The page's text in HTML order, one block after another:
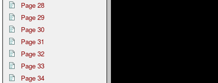
Page 28
Page 29
Page 30
Page 31
Page 32
Page 33
Page 34